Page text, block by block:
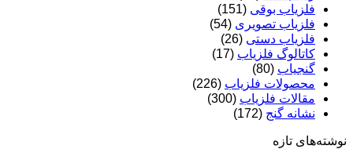
فلزیاب بوقی (151)
فلزیاب تصویری (54)
فلزیاب دستی (26)
کاتالوگ فلزیاب (17)
گنجیاب (80)
محصولات فلزیاب (226)
مقالات فلزیاب (300)
نشانه گنج (172)
نوشته‌های تازه